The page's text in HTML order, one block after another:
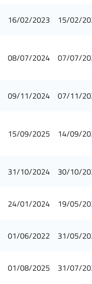
16/02/2023 15/02/
08/07/2024 07/07/
09/11/2024 07/11/
15/09/2025 14/09/
31/10/2024 30/10/
24/01/2024 19/05/
01/06/2022 31/05/
01/08/2025 31/07/